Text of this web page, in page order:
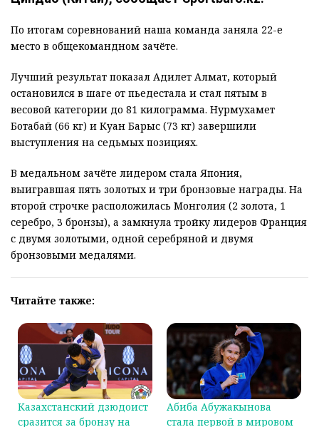
По итогам соревнований наша команда заняла 22-е
место в общекомандном зачёте.
Лучший результат показал Адилет Алмат, который
остановился в шаге от пьедестала и стал пятым в
весовой категории до 81 килограмма. Нурмухамет
Ботабай (66 кг) и Куан Барыс (73 кг) завершили
выступления на седьмых позициях.
В медальном зачёте лидером стала Япония,
выигравшая пять золотых и три бронзовые награды. На
второй строчке расположилась Монголия (2 золота, 1
серебро, 3 бронзы), а замкнула тройку лидеров Франция
с двумя золотыми, одной серебряной и двумя
бронзовыми медалями.
Читайте также:
Казахстанский дзюдоист
сразится за бронзу на
Абиба Абужакынова
стала первой в мировом